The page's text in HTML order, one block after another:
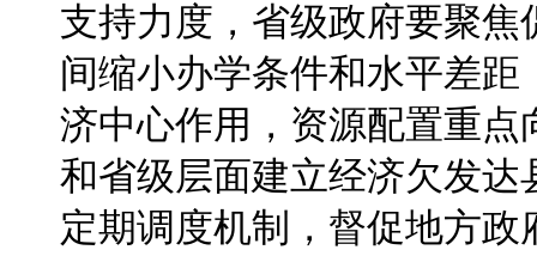
支持力度，省级政府要聚
间缩小办学条件和水平差
济中心作用，资源配置重
和省级层面建立经济欠发
定期调度机制，督促地方